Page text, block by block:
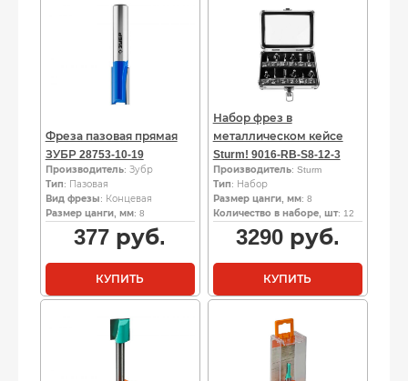
Фреза пазовая прямая
ЗУБР 28753-10-19
Производитель: Зубр
Тип: Пазовая
Вид фрезы: Концевая
Размер цанги, мм: 8
377 руб.
КУПИТЬ
Набор фрез в
металлическом кейсе
Sturm! 9016-RB-S8-12-3
Производитель: Sturm
Тип: Набор
Размер цанги, мм: 8
Количество в наборе, шт: 12
3290руб.
КУПИТЬ